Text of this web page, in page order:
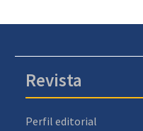
Revista
Perfil editorial